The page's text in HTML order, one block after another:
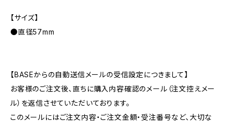
【サイズ】
●直径57mm
【BASEからの自動送信メールの受信設定につきまして】
お客様のご注文後、直ちに購入内容確認のメール（注文控えメー
ル）を返信させていただいております。
このメールにはご注文内容・ご注文金額・受注番号など、大切な